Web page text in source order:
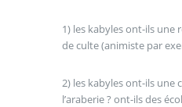
1) les kabyles ont-ils une
de culte (animiste par
2) les kabyles ont-ils une
l’araberie ? ont-ils des